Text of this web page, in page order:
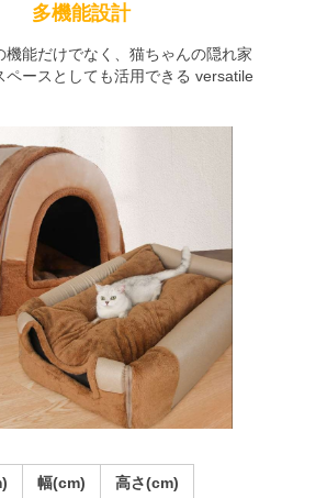
多機能設計
機能だけでなく、猫ちゃんの隠れ家
ペースとしても活用できる versatile
幅(cm) 高さ(cm)